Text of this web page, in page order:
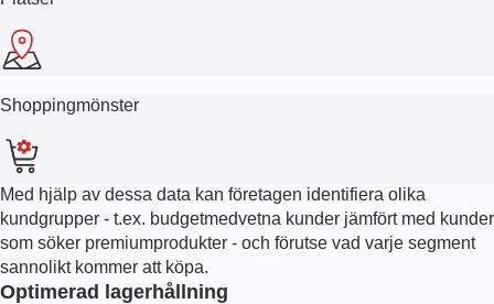
Shoppingmönster
Med hjälp av dessa data kan företagen identifiera olika
kundgrupper - t.ex. budgetmedvetna kunder jämfört med kunder
som söker premiumprodukter - och förutse vad varje segment
sannolikt kommer att köpa.
Optimerad lagerhållning